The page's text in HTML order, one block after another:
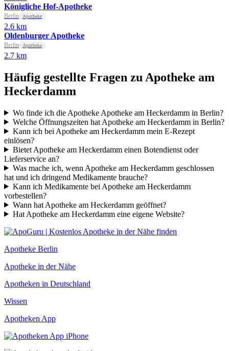
Königliche Hof-Apotheke
Berlin Apotheke
2.6 km
Oldenburger Apotheke
Berlin Apotheke
2.7 km
Häufig gestellte Fragen zu Apotheke am
Heckerdamm
Wo finde ich die Apotheke Apotheke am Heckerdamm in Berlin?
Welche Öffnungszeiten hat Apotheke am Heckerdamm in Berlin?
Kann ich bei Apotheke am Heckerdamm mein E-Rezept
einlösen?
Bietet Apotheke am Heckerdamm einen Botendienst oder
Lieferservice an?
Was mache ich, wenn Apotheke am Heckerdamm geschlossen
hat und ich dringend Medikamente brauche?
Kann ich Medikamente bei Apotheke am Heckerdamm
vorbestellen?
Wann hat Apotheke am Heckerdamm geöffnet?
Hat Apotheke am Heckerdamm eine eigene Website?
Apotheke Berlin
Apotheke in der Nähe
Apotheken in Deutschland
Wissen
Apotheken App